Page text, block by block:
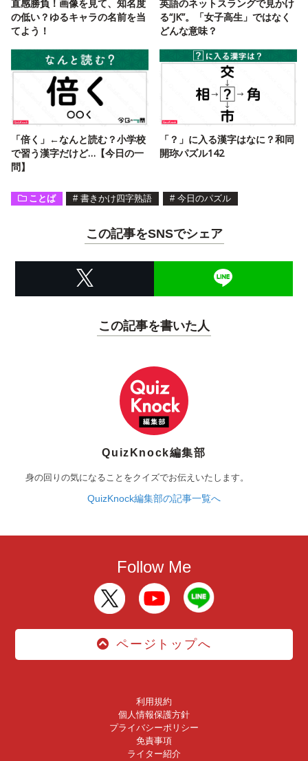
直感勝負！画像を見て、知名度
の低い？ゆるキャラの名前を当
てよう！
英語のネットスラングで見かけ
る“JK”。「女子高生」ではなく
どんな意味？
「倍く」←なんと読む？小学校
で習う漢字だけど…【今日の一
問】
「？」に入る漢字はなに？和同
開珎パズル142
ことば # 書きかけ四字熟語 # 今日のパズル
この記事をSNSでシェア
この記事を書いた人
QuizKnock編集部
身の回りの気になることをクイズでお伝えいたします。
QuizKnock編集部の記事一覧へ
Follow Me
ページトップへ
利用規約
個人情報保護方針
プライバシーポリシー
免責事項
ライター紹介